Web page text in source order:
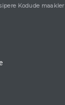
Kodude maakler